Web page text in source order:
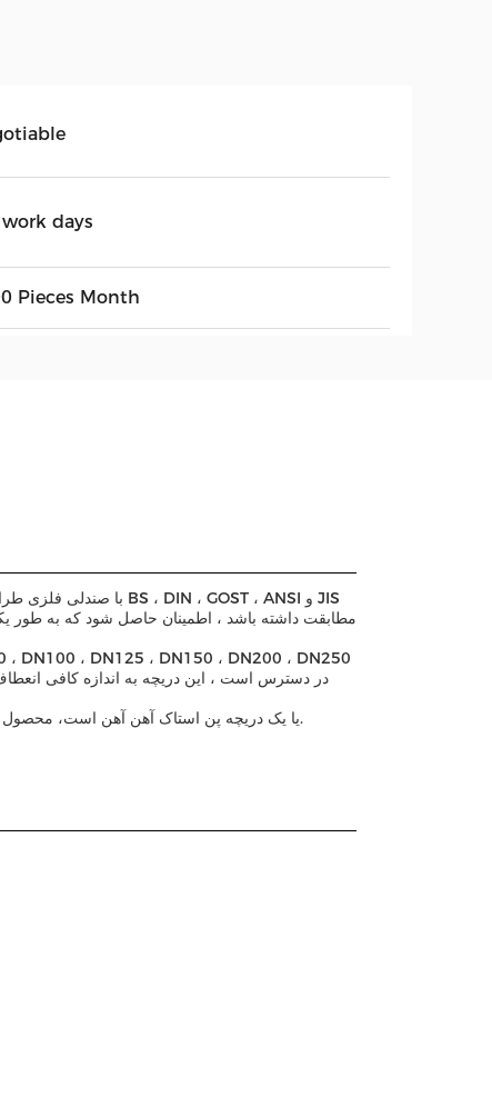
days
Pieces Month
مطابقت داشته باشد ، اطمینان حاصل شود که به طور
چه شما به دنبال یک دریچه دروازه آهن GGG40 یا یک دریچه پن استاک آهن آهن است، محصول ما همه چیز شما نیاز به انجام کار است.